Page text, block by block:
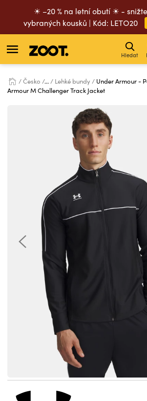
☀ –20 % na letní obutí ☀ -
vybraných kousků | Kód: LETO20
Hledat
Česko ... Lehké bundy
Under Armour -
Armour M Challenger Track Jacket